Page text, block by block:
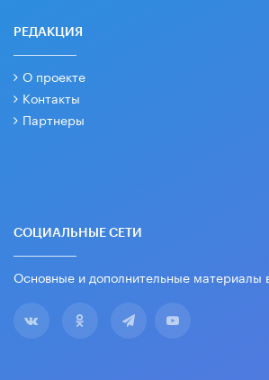
РЕДАКЦИЯ
О проекте
Контакты
Партнеры
СОЦИАЛЬНЫЕ СЕТИ
Основные и дополнительные материалы